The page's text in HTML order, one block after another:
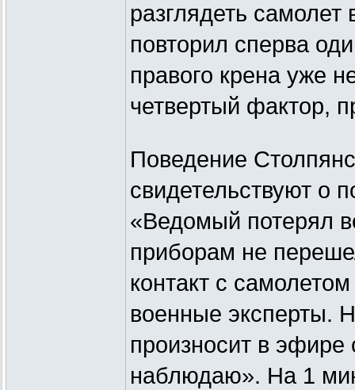
разглядеть
повторил сперва
правого крена уже
четвертый фактор,
Поведение
свидетельствуют о
«Ведомый потерял
приборам не
контакт с
военные эксперты.
произносит в
наблюдаю». На 1